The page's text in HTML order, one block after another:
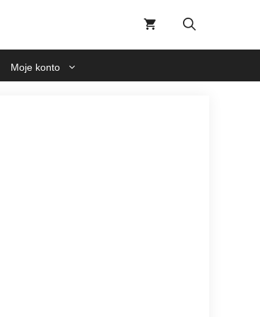
Moje konto